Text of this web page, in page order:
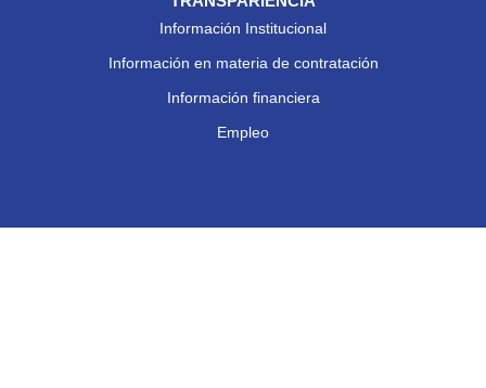
Información Institucional
Información en materia de contratación
Información financiera
Empleo